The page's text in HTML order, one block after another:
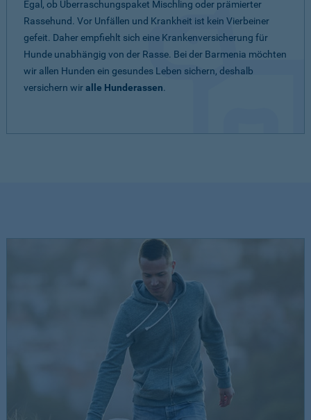
Egal, ob Überraschungspaket Mischling oder prämierter
Rassehund. Vor Unfällen und Krankheit ist kein Vierbeiner
gefeit. Daher empfiehlt sich eine Krankenversicherung für
Hunde unabhängig von der Rasse. Bei der Barmenia möchten
wir allen Hunden ein gesundes Leben sichern, deshalb
versichern wiralle Hunderassen.